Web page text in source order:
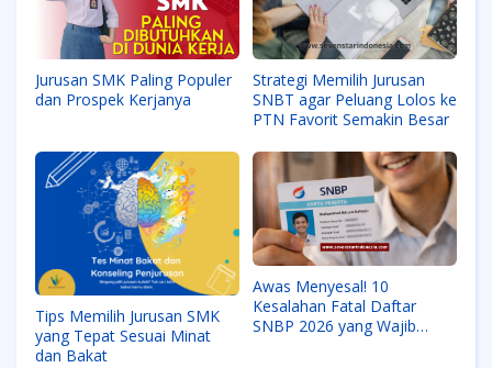
Jurusan SMK Paling Populer
dan Prospek Kerjanya
Strategi Memilih Jurusan
SNBT agar Peluang Lolos ke
PTN Favorit Semakin Besar
Tips Memilih Jurusan SMK
yang Tepat Sesuai Minat
dan Bakat
Awas Menyesal! 10
Kesalahan Fatal Daftar
SNBP 2026 yang Wajib